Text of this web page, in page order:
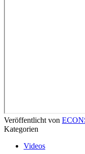
Veröffentlicht von
Kategorien
Videos